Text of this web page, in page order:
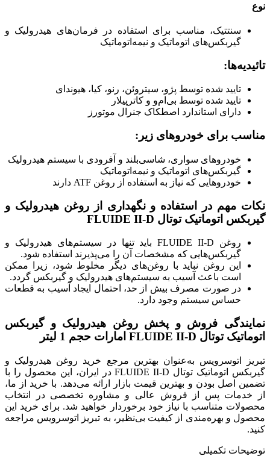
نوع
سنتتیک، مناسب برای استفاده در فرمان‌های هیدرولیک و
گیربکس‌های اتوماتیک و نیمه‌اتوماتیک
تائیدیه‌ها:
تایید شده توسط پژو، سیتروئن، رنو، کیا، هیوندای
تایید شده توسط بی‌ام‌و و کاترپیلار
دارای استاندارد اصطکاک جنرال موتورز
مناسب برای خودروهای زیر:
خودروهای سواری، شاسی‌بلند و آفرودی با سیستم هیدرولیک
گیربکس‌های اتوماتیک و نیمه‌اتوماتیک
خودروهایی که نیاز به استفاده از روغن ATF دارند
نکات مهم در استفاده و نگهداری از روغن هیدرولیک و
گیربکس اتوماتیک توتال FLUIDE II-D
روغن FLUIDE II-D باید تنها در سیستم‌های هیدرولیک و
گیربکس‌هایی که مشخصات آن را می‌پذیرند استفاده شود.
این روغن نباید با روغن‌های دیگر مخلوط شود، زیرا ممکن
است باعث آسیب به سیستم‌های هیدرولیک و گیربکس گردد.
در صورت مصرف بیش از حد، احتمال ایجاد آسیب به قطعات
حساس سیستم وجود دارد.
نمایندگی فروش و پخش روغن هیدرولیک و گیربکس
اتوماتیک توتال FLUIDE II-D امارات حجم 1 لیتر
تبریز اتوسرویس به‌عنوان بهترین مرجع خرید روغن هیدرولیک و
گیربکس اتوماتیک توتال FLUIDE II-D در ایران، این محصول را با
تضمین اصل بودن و بهترین قیمت بازار ارائه می‌دهد. با خرید از ما،
از خدمات پس از فروش عالی و مشاوره تخصصی در انتخاب
محصولات متناسب با نیاز خود برخوردار خواهید شد. برای خرید این
محصول و بهره‌مندی از کیفیت بی‌نظیر، به تبریز اتوسرویس مراجعه
کنید.
توضیحات تکمیلی